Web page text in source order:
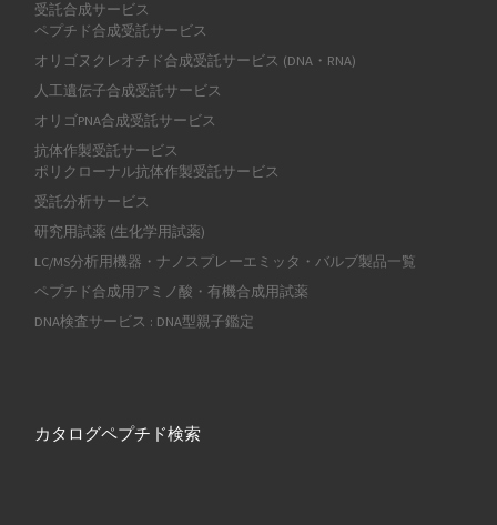
受託合成サービス
ペプチド合成受託サービス
オリゴヌクレオチド合成受託サービス (DNA・RNA)
人工遺伝子合成受託サービス
オリゴPNA合成受託サービス
抗体作製受託サービス
ポリクローナル抗体作製受託サービス
受託分析サービス
研究用試薬 (生化学用試薬)
LC/MS分析用機器・ナノスプレーエミッタ・バルブ製品一覧
ペプチド合成用アミノ酸・有機合成用試薬
DNA検査サービス : DNA型親子鑑定
カタログペプチド検索